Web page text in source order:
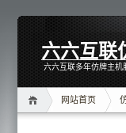
六六互联
六六互联多年仿牌主机
网站首页